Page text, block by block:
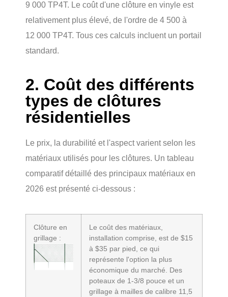
9 000 TP4T. Le coût d'une clôture en vinyle est
relativement plus élevé, de l'ordre de 4 500 à
12 000 TP4T. Tous ces calculs incluent un portail
standard.
2. Coût des différents
types de clôtures
résidentielles
Le prix, la durabilité et l'aspect varient selon les
matériaux utilisés pour les clôtures. Un tableau
comparatif détaillé des principaux matériaux en
2026 est présenté ci-dessous :
Clôture en
grillage :
Le coût des matériaux,
installation comprise, est de $15
à $35 par pied, ce qui
représente l'option la plus
économique du marché. Des
poteaux de 1-3/8 pouce et un
grillage à mailles de calibre 11,5